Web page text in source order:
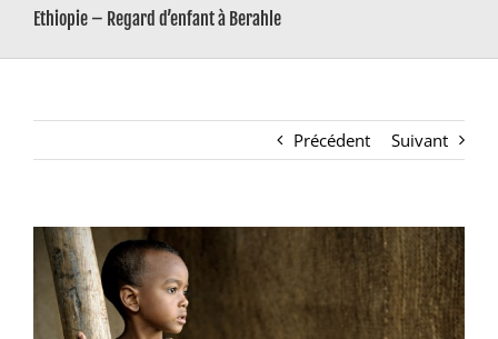
Ethiopie – Regard d’enfant à Berahle
Précédent Suivant
View
Larger
Image